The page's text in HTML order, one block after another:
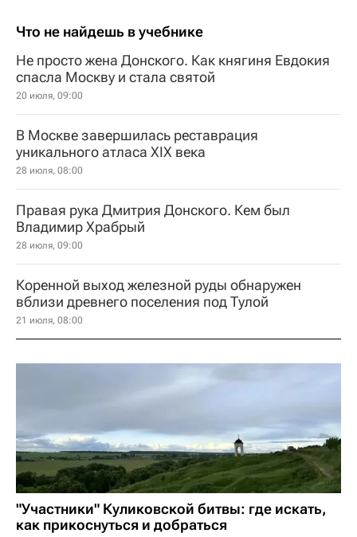
Что не найдешь в учебнике
Не просто жена Донского. Как княгиня Евдокия
спасла Москву и стала святой
20 июля, 09:00
В Москве завершилась реставрация
уникального атласа XIX века
28 июля, 08:00
Правая рука Дмитрия Донского. Кем был
Владимир Храбрый
28 июля, 09:00
Коренной выход железной руды обнаружен
вблизи древнего поселения под Тулой
21 июля, 08:00
"Участники" Куликовской битвы: где искать,
как прикоснуться и добраться